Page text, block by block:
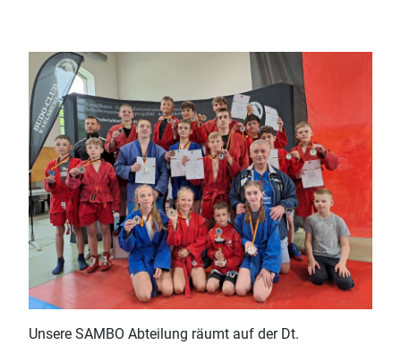
Unsere SAMBO Abteilung räumt auf der Dt.